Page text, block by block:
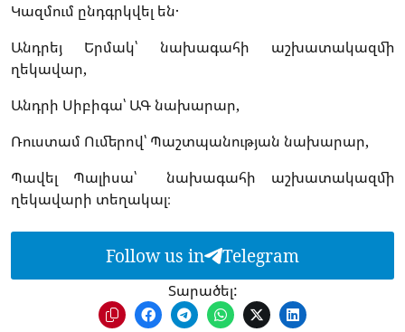
Կազմում ընդգրկվել են․
Անդրեյ Երմակ՝ նախագահի աշխատակազմի
ղեկավար,
Անդրի Սիբիգա՝ ԱԳ նախարար,
Ռուստամ Ումերով՝ Պաշտպանության նախարար,
Պավել Պալիսա՝ նախագահի աշխատակազմի
ղեկավարի տեղակալ։
Follow us in Telegram
Տարածել: